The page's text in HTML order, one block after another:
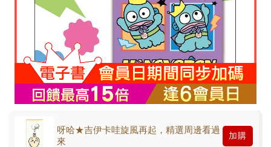
呀哈★吉伊卡哇旋風再起，精選周邊看過
來
加購